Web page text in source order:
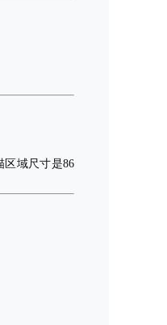
区域尺寸是86